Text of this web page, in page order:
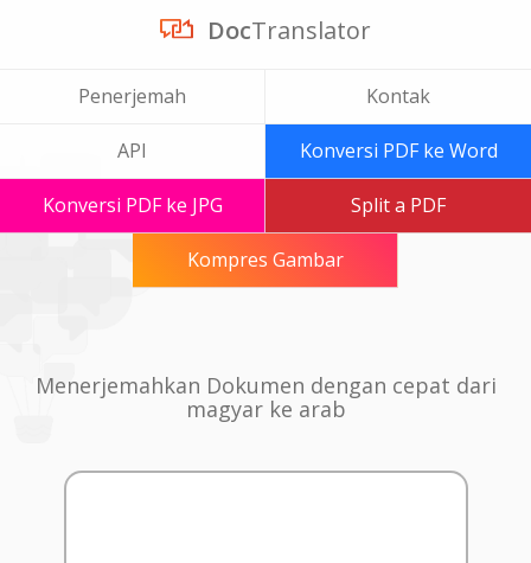
DocTranslator
Penerjemah Kontak
API Konversi PDF ke Word
Konversi PDF ke JPG Split a PDF
Kompres Gambar
Menerjemahkan Dokumen dengan cepat dari
magyar ke arab